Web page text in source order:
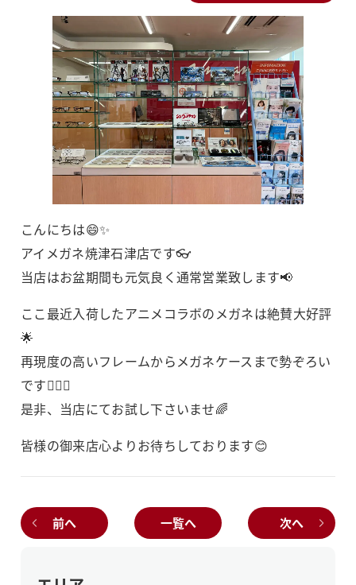
こんにちは😄✨
アイメガネ焼津石津店です👓
当店はお盆期間も元気良く通常営業致します📢
ここ最近入荷したアニメコラボのメガネは絶賛大好評
🌟
再現度の高いフレームからメガネケースまで勢ぞろい
です💁‍♀️✨
是非、当店にてお試し下さいませ🌈
皆様の御来店心よりお待ちしております😊
前へ 一覧へ 次へ